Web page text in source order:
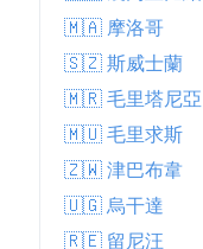
🇲🇦 摩洛哥
🇸🇿 斯威士蘭
🇲🇷 毛里塔尼亞
🇲🇺 毛里求斯
🇿🇼 津巴布韋
🇺🇬 烏干達
🇷🇪 留尼汪